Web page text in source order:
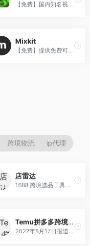
【免费】国内知名视频素材网站。提供免费AE/视频/音效素材下载。
Mixkit
【免费】提供免费可商用的高质量视频片段与动画的网站。
跨境物流 ip代理
店雷达
1688 跨境选品工具和数据分析运营插件
Temu拼多多跨境电商平台
2022年8月17日报道，拼多多正在筹备跨境电商平台。9月1日，拼多多跨境电商平台正式在海外上线，首站将面向北美市场，该平台命名为Temu